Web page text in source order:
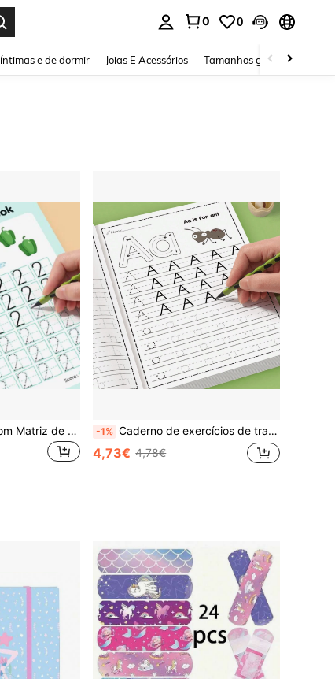
0 0
e de dormir Joias E Acessórios Tamanhos grandes
Livro de Caligrafia com Matriz de Pontos de 48 Páginas, Livro de Exercícios com Números de 0 a 100, Livro de Exercícios de Controle da Caneta para Educação Infantil, Materiais de Aprendizagem para Família e Escola, Livro Didático de Matemática para Educação Infantil -1% Caderno de exercícios de traçado de letras do alfabeto de 32 páginas para crianças | Prática do alfabeto de A a Z para pré-escola e jardim de infância | Livro divertido para escrita inicial com páginas de desenho, caderno, palavra mágica, ótimo presente, livro de prática, livro de escrita em inglês lúdico e durável, benéfico para a volta às aulas
4,73€ 4,78€